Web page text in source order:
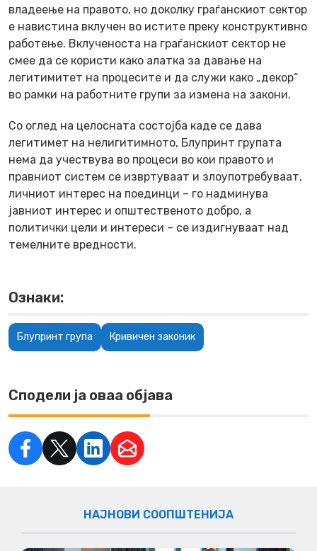
владеење на правото, но доколку граѓанскиот сектор
е навистина вклучен во истите преку конструктивно
работење. Вклученоста на граѓанскиот сектор не
смее да се користи како алатка за давање на
легитимитет на процесите и да служи како „декор“
во рамки на работните групи за измена на закони.
Со оглед на целосната состојба каде се дава
легитимет на нелигитимното, Блупринт групата
нема да учествува во процеси во кои правото и
правниот систем се извртуваат и злоупотребуваат,
личниот интерес на поединци – го надминува
јавниот интерес и општественото добро, а
политички цели и интереси – се издигнуваат над
темелните вредности.
Ознаки:
Блупринт група Кривичен законик
Сподели ја оваа објава
НАЈНОВИ СООПШТЕНИЈА